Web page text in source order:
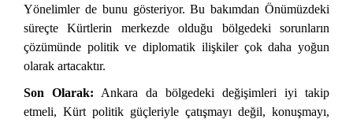
Yönelimler de bunu gösteriyor. Bu bakımdan Önümüzdeki
süreçte Kürtlerin merkezde olduğu bölgedeki sorunların
çözümünde politik ve diplomatik ilişkiler çok daha yoğun
olarak artacaktır.
Son Olarak: Ankara da bölgedeki değişimleri iyi takip
etmeli, Kürt politik güçleriyle çatışmayı değil, konuşmayı,